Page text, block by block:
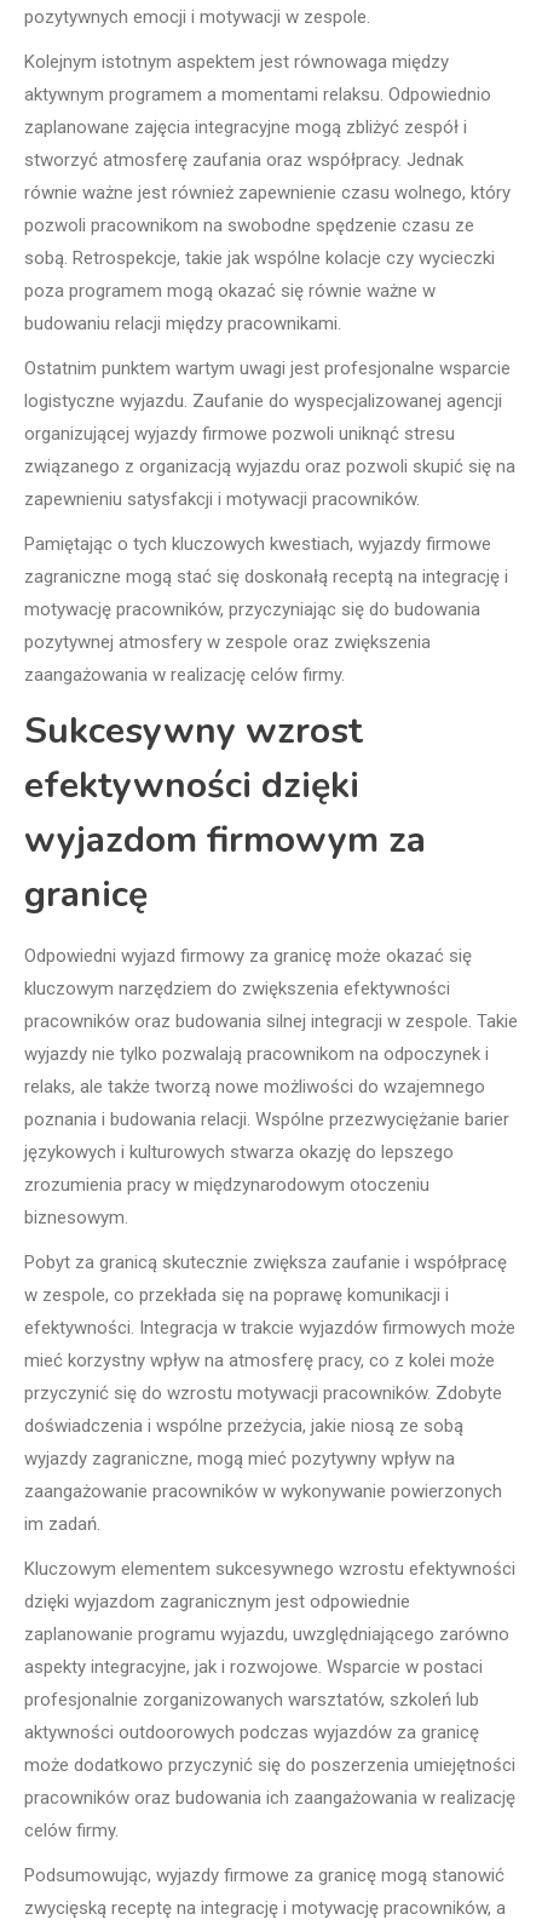
pozytywnych emocji i motywacji w zespole.
Kolejnym istotnym aspektem jest równowaga między
aktywnym programem a momentami relaksu. Odpowiednio
zaplanowane zajęcia integracyjne mogą zbliżyć zespół i
stworzyć atmosferę zaufania oraz współpracy. Jednak
równie ważne jest również zapewnienie czasu wolnego, który
pozwoli pracownikom na swobodne spędzenie czasu ze
sobą. Retrospekcje, takie jak wspólne kolacje czy wycieczki
poza programem mogą okazać się równie ważne w
budowaniu relacji między pracownikami.
Ostatnim punktem wartym uwagi jest profesjonalne wsparcie
logistyczne wyjazdu. Zaufanie do wyspecjalizowanej agencji
organizującej wyjazdy firmowe pozwoli uniknąć stresu
związanego z organizacją wyjazdu oraz pozwoli skupić się na
zapewnieniu satysfakcji i motywacji pracowników.
Pamiętając o tych kluczowych kwestiach, wyjazdy firmowe
zagraniczne mogą stać się doskonałą receptą na integrację i
motywację pracowników, przyczyniając się do budowania
pozytywnej atmosfery w zespole oraz zwiększenia
zaangażowania w realizację celów firmy.
Sukcesywny wzrost
efektywności dzięki
wyjazdom firmowym za
granicę
Odpowiedni wyjazd firmowy za granicę może okazać się
kluczowym narzędziem do zwiększenia efektywności
pracowników oraz budowania silnej integracji w zespole. Takie
wyjazdy nie tylko pozwalają pracownikom na odpoczynek i
relaks, ale także tworzą nowe możliwości do wzajemnego
poznania i budowania relacji. Wspólne przezwyciężanie barier
językowych i kulturowych stwarza okazję do lepszego
zrozumienia pracy w międzynarodowym otoczeniu
biznesowym.
Pobyt za granicą skutecznie zwiększa zaufanie i współpracę
w zespole, co przekłada się na poprawę komunikacji i
efektywności. Integracja w trakcie wyjazdów firmowych może
mieć korzystny wpływ na atmosferę pracy, co z kolei może
przyczynić się do wzrostu motywacji pracowników. Zdobyte
doświadczenia i wspólne przeżycia, jakie niosą ze sobą
wyjazdy zagraniczne, mogą mieć pozytywny wpływ na
zaangażowanie pracowników w wykonywanie powierzonych
im zadań.
Kluczowym elementem sukcesywnego wzrostu efektywności
dzięki wyjazdom zagranicznym jest odpowiednie
zaplanowanie programu wyjazdu, uwzględniającego zarówno
aspekty integracyjne, jak i rozwojowe. Wsparcie w postaci
profesjonalnie zorganizowanych warsztatów, szkoleń lub
aktywności outdoorowych podczas wyjazdów za granicę
może dodatkowo przyczynić się do poszerzenia umiejętności
pracowników oraz budowania ich zaangażowania w realizację
celów firmy.
Podsumowując, wyjazdy firmowe za granicę mogą stanowić
zwycięską receptę na integrację i motywację pracowników, a